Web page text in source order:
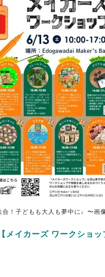
合！子どもも大人も夢中に♩〜画
【メイカーズ ワークショッ